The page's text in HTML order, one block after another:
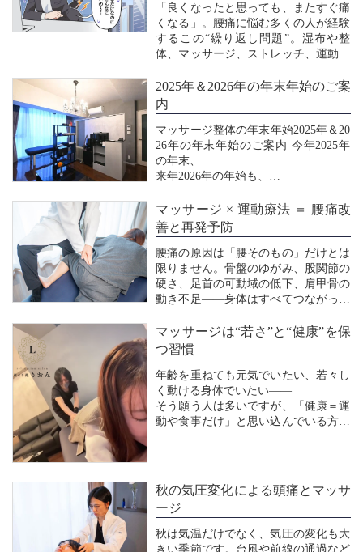
など、生活習慣の変化も...
「良くなったと思っても、またすぐ痛
くなる」。腰痛に悩む多くの人が経験
するこの“繰り返し問題”。湿布や整
体、マッサージ、ストレッチ、運動、
きらない。その理由は、単一の対処で
は解決できない「根深い構造」にあり
ます。腰痛は筋肉の硬直・身体の使い
方のクセ・姿勢の乱れ...
2025年＆2026年の年末年始のご案
内
マッサージ整体の年末年始2025年＆20
26年の年末年始のご案内 今年2025年
の年末、
来年2026年の年始も、
大晦日と正月、1/2まで休みとする予
定です。
1/2は場合によっては営業するかもし
れませんので、お気軽にお問い合わせ
ください♪
年末までに今年の疲れをマッサージ...
マッサージ × 運動療法 ＝ 腰痛改
善と再発予防
腰痛の原因は「腰そのもの」だけとは
限りません。骨盤のゆがみ、股関節の
硬さ、足首の可動域の低下、肩甲骨の
動き不足――身体はすべてつながって
負担として蓄積されていきます。その
ため、腰が痛いからと腰だけをほぐし
ても、一時的に楽になるだけで、根本
改善や再発予防にはつ...
マッサージは“若さ”と“健康”を保
つ習慣
年齢を重ねても元気でいたい、若々し
く動ける身体でいたい――
そう願う人は多いですが、「健康＝運
動や食事だけ」と思い込んでいる方も
筋肉を柔らかく保つことで、細胞の代
謝が活性化し、肌のハリや姿...
秋の気圧変化による頭痛とマッサ
ージ
秋は気温だけでなく、気圧の変化も大
きい季節です。台風や前線の通過など